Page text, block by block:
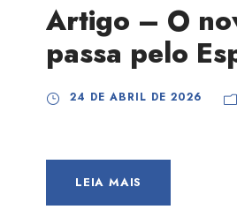
Artigo – O
passa pelo
24 DE ABRIL DE 2026
LEIA MAIS